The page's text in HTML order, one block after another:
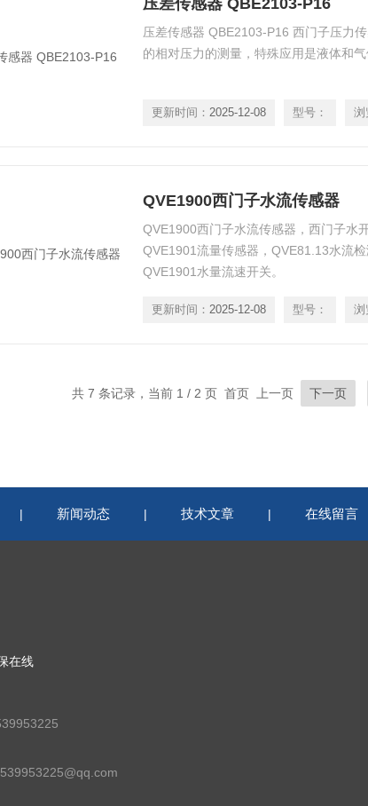
压差传感器 QBE2103-P16
压差传感器 QBE2103-P16 西门子压力
的相对压力的测量，特殊应用是液体和
更新时间： 2025-12-08 型号： 浏
QVE1900西门子水流传感器
QVE1900西门子水流传感器，西门子水
QVE1901流量传感器，QVE81.13水流
QVE1901水量流速开关。
更新时间： 2025-12-08 型号： 浏
共 7 条记录，当前 1 / 2 页 首页 上一页 下一页
| 新闻动态 | 技术文章 | 在线留言
在线